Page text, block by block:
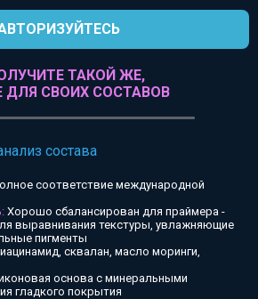
ТАКОЙ ЖЕ,
ДЛЯ СВОИХ СОСТАВОВ
состава
соответствие международной
Хорошо сбалансирован для праймера -
выравнивания текстуры, увлажняющие
пигменты
сквалан, масло моринги,
основа с минеральными
гладкого покрытия